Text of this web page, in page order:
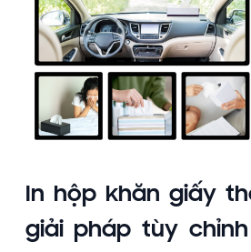
In hộp khăn giấy
giải pháp tùy